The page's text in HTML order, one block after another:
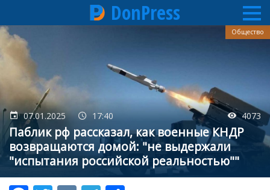
Перейти
к
основному
содержанию
DonPress
07.01.2025 17:40 4073
Паблик рф рассказал, как военные КНДР
возвращаются домой: "не выдержали
"испытания российской реальностью""
Общество